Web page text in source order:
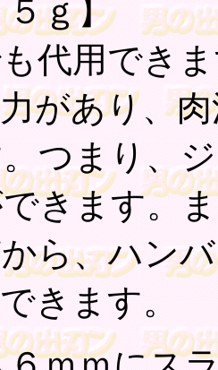
ｇ】
代用でき
があり、
つまり、
きます。
ら、ハン
きます。